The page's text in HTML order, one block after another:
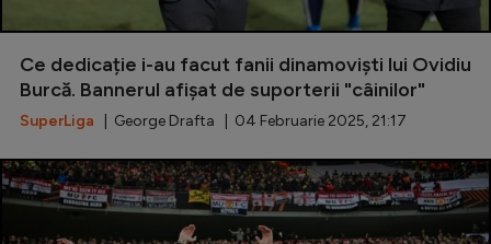
Ce dedicație i-au facut fanii dinamoviști lui Ovidiu
Burcă. Bannerul afișat de suporterii "câinilor"
SuperLiga | George Drafta | 04 Februarie 2025, 21:17